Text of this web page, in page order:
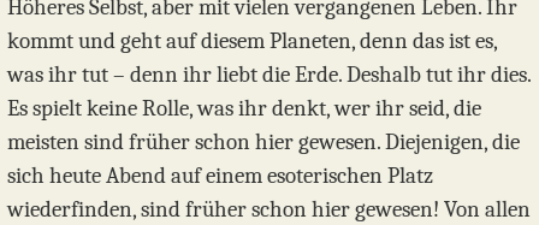
Höheres Selbst, aber mit vielen vergangenen Leben. Ihr
kommt und geht auf diesem Planeten, denn das ist es,
was ihr tut – denn ihr liebt die Erde. Deshalb tut ihr dies.
Es spielt keine Rolle, was ihr denkt, wer ihr seid, die
meisten sind früher schon hier gewesen. Diejenigen, die
sich heute Abend auf einem esoterischen Platz
wiederfinden, sind früher schon hier gewesen! Von allen